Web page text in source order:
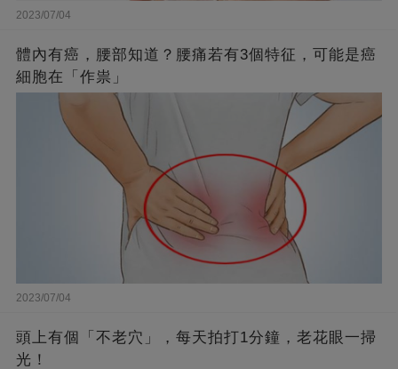
2023/07/04
體內有癌，腰部知道？腰痛若有3個特征，可能是癌
細胞在「作祟」
2023/07/04
頭上有個「不老穴」，每天拍打1分鐘，老花眼一掃
光！